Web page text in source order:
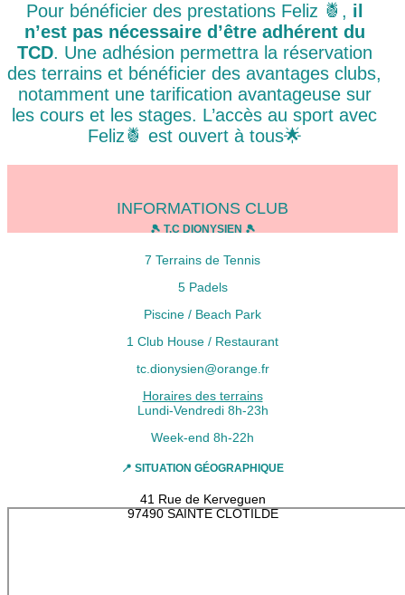
Pour bénéficier des prestations Feliz 🍍, il
n’est pas nécessaire d’être adhérent du
TCD. Une adhésion permettra la réservation
des terrains et bénéficier des avantages clubs,
notamment une tarification avantageuse sur
les cours et les stages. L’accès au sport avec
Feliz🍍 est ouvert à tous🌟
INFORMATIONS CLUB
🎾 T.C DIONYSIEN 🎾
7 Terrains de Tennis
5 Padels
Piscine / Beach Park
1 Club House / Restaurant
tc.dionysien@orange.fr
Horaires des terrains
Lundi-Vendredi 8h-23h
Week-end 8h-22h
📍 SITUATION GÉOGRAPHIQUE
41 Rue de Kerveguen
97490 SAINTE CLOTILDE